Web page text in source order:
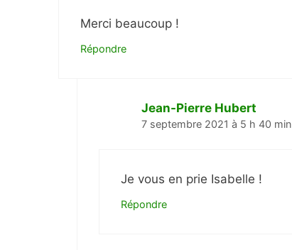
Merci beaucoup !
Répondre
Jean-Pierre Hubert
7 septembre 2021 à 5 h 40 min
Je vous en prie Isabelle !
Répondre